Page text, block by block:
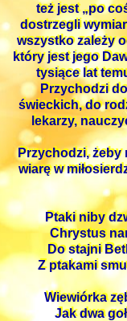
też jest „po
dostrzegli
wszystko zależy
który jest jego
tysiące lat
Przychodzi
świeckich, do
lekarzy,
Przychodzi, żeby
wiarę w
Ptaki niby
Chrystus
Do stajni
Z ptakami
Wiewiórka
Jak dwa